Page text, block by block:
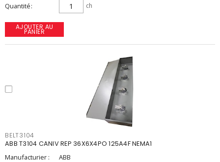
Quantité ch
AJOUTER AU
PANIER
BELT3104
ABB T3104 CANIV REP 36X6X4PO 125A4F NEMA1
Manufacturier :
ABB